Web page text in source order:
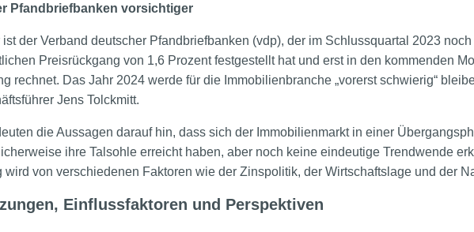
Pfandbriefbanken vorsichtiger
der Verband deutscher Pfandbriefbanken (vdp), der im Schlussquartal 2023
Preisrückgang von 1,6 Prozent festgestellt hat und erst in den kommenden
rechnet. Das Jahr 2024 werde für die Immobilienbranche „vorerst schwierig“
Jens Tolckmitt.
die Aussagen darauf hin, dass sich der Immobilienmarkt in einer
ihre Talsohle erreicht haben, aber noch keine eindeutige Trendwende
wird von verschiedenen Faktoren wie der Zinspolitik, der Wirtschaftslage und der
Einflussfaktoren und Perspektiven